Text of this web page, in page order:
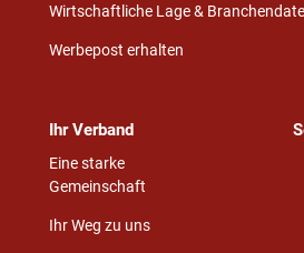
Wirtschaftliche Lage &
Werbepost erhalten
Ihr Verband
Eine starke
Gemeinschaft
Ihr Weg zu uns